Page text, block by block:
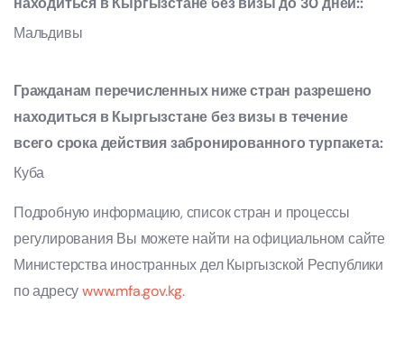
Мальдивы
Гражданам перечисленных ниже стран разрешено
находиться в Кыргызстане без визы в течение
всего срока действия забронированного турпакета:
Куба
Подробную информацию, список стран и процессы
регулирования Вы можете найти на официальном сайте
Министерства иностранных дел Кыргызской Республики
по адресуwww.mfa.gov.kg.